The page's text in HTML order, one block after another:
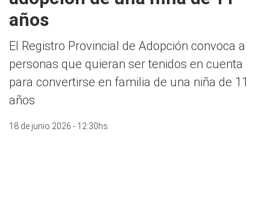
años
El Registro Provincial de Adopción convoca a
personas que quieran ser tenidos en cuenta
para convertirse en familia de una niña de 11
años
18 de junio 2026 - 12:30hs